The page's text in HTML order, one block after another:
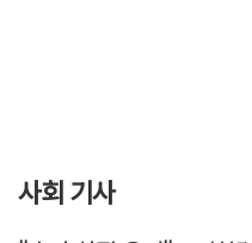
사회 기사